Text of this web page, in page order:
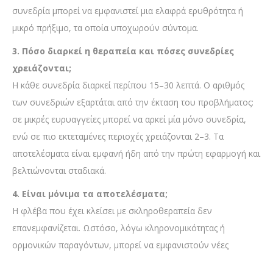
συνεδρία μπορεί να εμφανιστεί μια ελαφρά ερυθρότητα ή
μικρό πρήξιμο, τα οποία υποχωρούν σύντομα.
3. Πόσο διαρκεί η θεραπεία και πόσες συνεδρίες
χρειάζονται;
Η κάθε συνεδρία διαρκεί περίπου 15–30 λεπτά. Ο αριθμός
των συνεδριών εξαρτάται από την έκταση του προβλήματος:
σε μικρές ευρυαγγείες μπορεί να αρκεί μία μόνο συνεδρία,
ενώ σε πιο εκτεταμένες περιοχές χρειάζονται 2–3. Τα
αποτελέσματα είναι εμφανή ήδη από την πρώτη εφαρμογή και
βελτιώνονται σταδιακά.
4. Είναι μόνιμα τα αποτελέσματα;
Η φλέβα που έχει κλείσει με σκληροθεραπεία δεν
επανεμφανίζεται. Ωστόσο, λόγω κληρονομικότητας ή
ορμονικών παραγόντων, μπορεί να εμφανιστούν νέες